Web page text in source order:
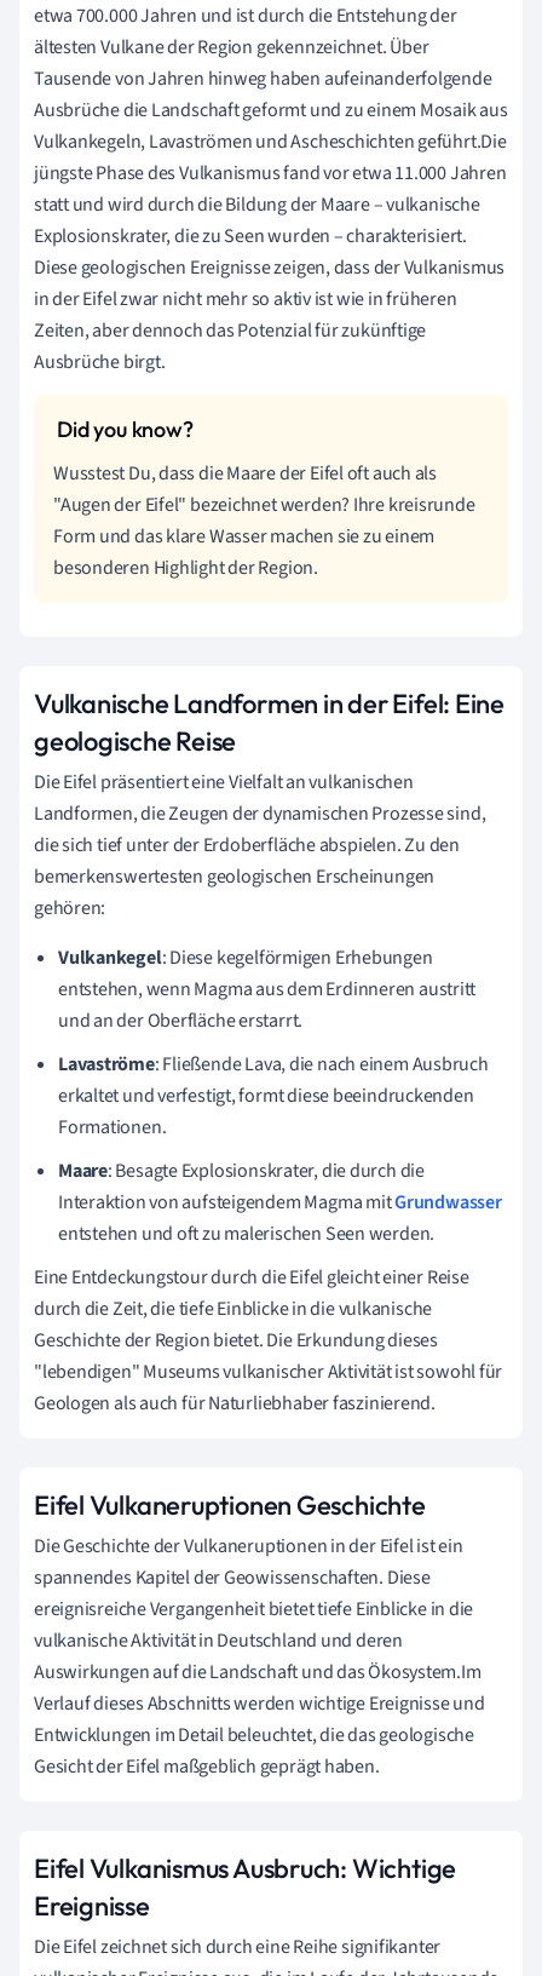
etwa 700.000 Jahren und ist durch die Entstehung der
ältesten Vulkane der Region gekennzeichnet. Über
Tausende von Jahren hinweg haben aufeinanderfolgende
Ausbrüche die Landschaft geformt und zu einem Mosaik aus
Vulkankegeln, Lavaströmen und Ascheschichten geführt.Die
jüngste Phase des Vulkanismus fand vor etwa 11.000 Jahren
statt und wird durch die Bildung der Maare – vulkanische
Explosionskrater, die zu Seen wurden – charakterisiert.
Diese geologischen Ereignisse zeigen, dass der Vulkanismus
in der Eifel zwar nicht mehr so aktiv ist wie in früheren
Zeiten, aber dennoch das Potenzial für zukünftige
Ausbrüche birgt.
Wusstest Du, dass die Maare der Eifel oft auch als
"Augen der Eifel" bezeichnet werden? Ihre kreisrunde
Form und das klare Wasser machen sie zu einem
besonderen Highlight der Region.
Vulkanische Landformen in der Eifel: Eine
geologische Reise
Die Eifel präsentiert eine Vielfalt an vulkanischen
Landformen, die Zeugen der dynamischen Prozesse sind,
die sich tief unter der Erdoberfläche abspielen. Zu den
bemerkenswertesten geologischen Erscheinungen
gehören:
Vulkankegel: Diese kegelförmigen Erhebungen
entstehen, wenn Magma aus dem Erdinneren austritt
und an der Oberfläche erstarrt.
Lavaströme: Fließende Lava, die nach einem Ausbruch
erkaltet und verfestigt, formt diese beeindruckenden
Formationen.
Maare: Besagte Explosionskrater, die durch die
Interaktion von aufsteigendem Magma mitGrundwasser
entstehen und oft zu malerischen Seen werden.
Eine Entdeckungstour durch die Eifel gleicht einer Reise
durch die Zeit, die tiefe Einblicke in die vulkanische
Geschichte der Region bietet. Die Erkundung dieses
"lebendigen" Museums vulkanischer Aktivität ist sowohl für
Geologen als auch für Naturliebhaber faszinierend.
Eifel Vulkaneruptionen Geschichte
Die Geschichte der Vulkaneruptionen in der Eifel ist ein
spannendes Kapitel der Geowissenschaften. Diese
ereignisreiche Vergangenheit bietet tiefe Einblicke in die
vulkanische Aktivität in Deutschland und deren
Auswirkungen auf die Landschaft und das Ökosystem.Im
Verlauf dieses Abschnitts werden wichtige Ereignisse und
Entwicklungen im Detail beleuchtet, die das geologische
Gesicht der Eifel maßgeblich geprägt haben.
Eifel Vulkanismus Ausbruch: Wichtige
Ereignisse
Die Eifel zeichnet sich durch eine Reihe signifikanter